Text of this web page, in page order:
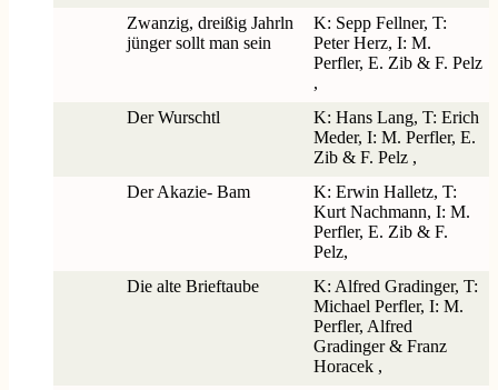
Zwanzig, dreißig Jahrln
jünger sollt man sein
K: Sepp Fellner, T:
Peter Herz, I: M.
Perfler, E. Zib & F. Pelz
,
Der Wurschtl
K: Hans Lang, T: Erich
Meder, I: M. Perfler, E.
Zib & F. Pelz ,
Der Akazie- Bam
K: Erwin Halletz, T:
Kurt Nachmann, I: M.
Perfler, E. Zib & F.
Pelz,
Die alte Brieftaube
K: Alfred Gradinger, T:
Michael Perfler, I: M.
Perfler, Alfred
Gradinger & Franz
Horacek ,